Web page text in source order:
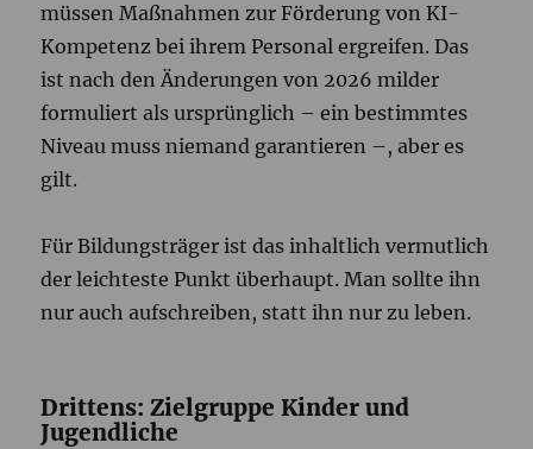
müssen Maßnahmen zur Förderung von KI-
Kompetenz bei ihrem Personal ergreifen. Das
ist nach den Änderungen von 2026 milder
formuliert als ursprünglich – ein bestimmtes
Niveau muss niemand garantieren –, aber es
gilt.
Für Bildungsträger ist das inhaltlich vermutlich
der leichteste Punkt überhaupt. Man sollte ihn
nur auch aufschreiben, statt ihn nur zu leben.
Drittens: Zielgruppe Kinder und
Jugendliche